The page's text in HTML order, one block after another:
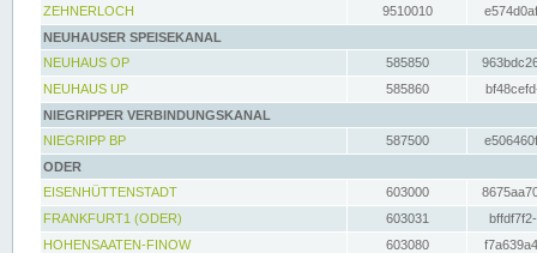
ZEHNERLOCH
9510010
NEUHAUSER SPEISEKANAL
NEUHAUS OP
585850
NEUHAUS UP
585860
NIEGRIPPER VERBINDUNGSKANAL
NIEGRIPP BP
587500
ODER
EISENHÜTTENSTADT
603000
FRANKFURT1 (ODER)
603031
HOHENSAATEN-FINOW
603080